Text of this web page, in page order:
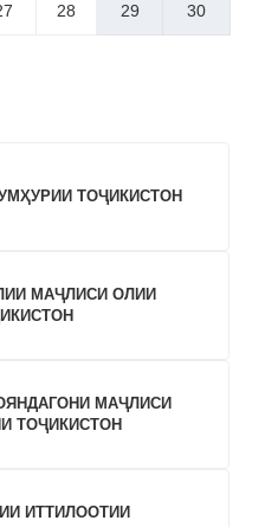
28 29 30
ТОҶИКИСТОН
МАҶЛИСИ ОЛИИ
МАҶЛИСИ
ТОҶИКИСТОН
ИТТИЛООТИИ